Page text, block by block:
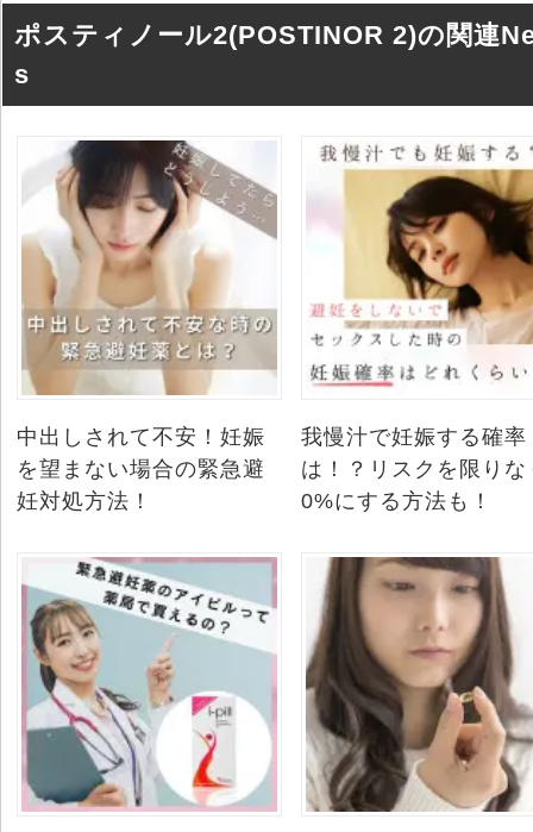
ポスティノール2(POSTINOR 2)の関連
s
中出しされて不安！妊娠
を望まない場合の緊急避
妊対処方法！
我慢汁で妊娠する確率
は！？リスクを限りな
0%にする方法も！